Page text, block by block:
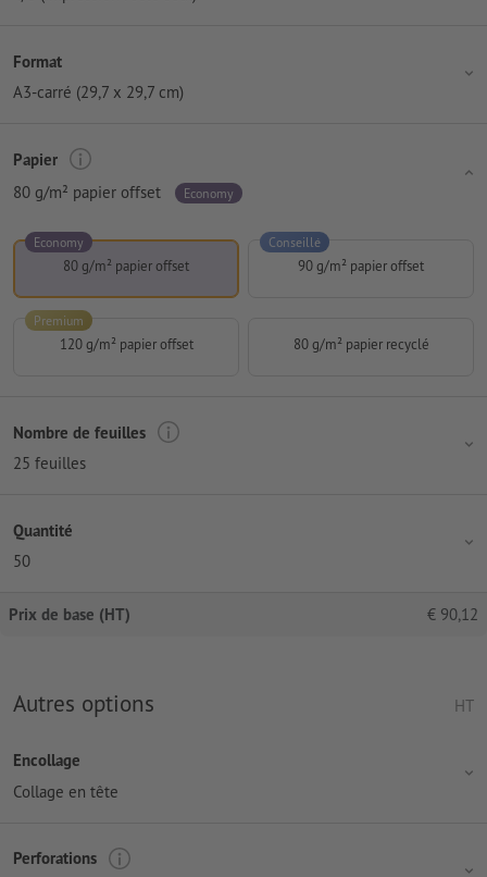
Format
A3-carré (29,7 x 29,7 cm)
Papier
80 g/m² papier offset
Economy
80 g/m² papier offset
Economy
90 g/m² papier offset
Conseillé
120 g/m² papier offset
Premium
80 g/m² papier recyclé
Nombre de feuilles
25 feuilles
Quantité
50
Prix de base (HT) € 90,12
Autres options HT
Encollage
Collage en tête
Perforations